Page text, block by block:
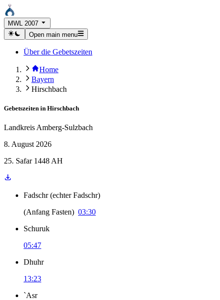
MWL 2007
Open main menu
Über die Gebetszeiten
Home
Bayern
Hirschbach
Gebetszeiten in Hirschbach
Landkreis Amberg-Sulzbach
8. August 2026
25. Safar 1448 AH
Fadschr (echter Fadschr)
(Anfang Fasten) 03:30
Schuruk
05:47
Dhuhr
13:23
`Asr